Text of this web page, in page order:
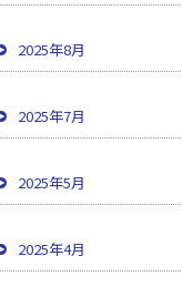
2025年8月
2025年7月
2025年5月
2025年4月